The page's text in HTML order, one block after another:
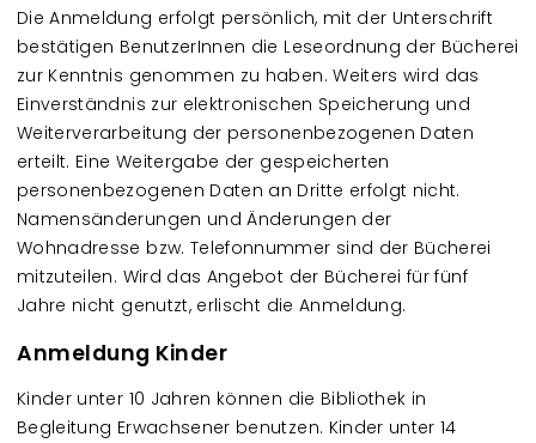
Die Anmeldung erfolgt persönlich, mit der Unterschrift
bestätigen BenutzerInnen die Leseordnung der Bücherei
zur Kenntnis genommen zu haben. Weiters wird das
Einverständnis zur elektronischen Speicherung und
Weiterverarbeitung der personenbezogenen Daten
erteilt. Eine Weitergabe der gespeicherten
personenbezogenen Daten an Dritte erfolgt nicht.
Namensänderungen und Änderungen der
Wohnadresse bzw. Telefonnummer sind der Bücherei
mitzuteilen. Wird das Angebot der Bücherei für fünf
Jahre nicht genutzt, erlischt die Anmeldung.
Anmeldung Kinder
Kinder unter 10 Jahren können die Bibliothek in
Begleitung Erwachsener benutzen. Kinder unter 14